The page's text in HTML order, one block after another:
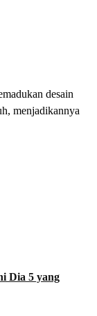
desain
menjadikannya
Dia 5 yang